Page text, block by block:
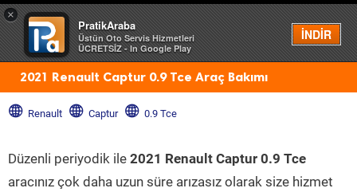
×
PratikAraba
Üstün Oto Servis Hizmetleri
ÜCRETSİZ - In Google Play
İNDİR
Menü
2021 Renault Captur 0.9 Tce Araç Bakımı
Renault Captur 0.9 Tce
Düzenli periyodik ile 2021 Renault Captur 0.9 Tce
aracınız çok daha uzun süre arızasız olarak size hizmet